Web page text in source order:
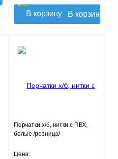
В корзину
Перчатки х/б, нитки с ПВХ,
белые /розница/
Цена: